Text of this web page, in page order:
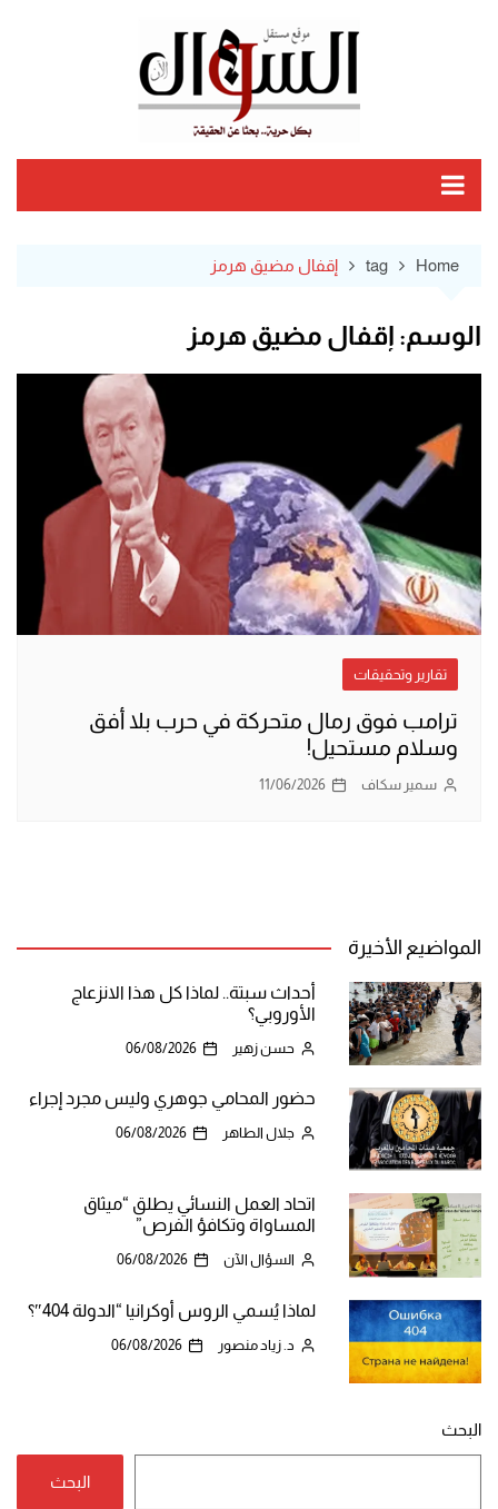
Home
tag إقفال مضيق هرمز
الوسم: إقفال مضيق هرمز
تقارير وتحقيقات
ترامب فوق رمال متحركة في حرب بلا أفق
وسلام مستحيل!
سمير سكاف 11/06/2026
المواضيع الأخيرة
أحداث سبتة.. لماذا كل هذا الانزعاج
الأوروبي؟
حسن زهير 06/08/2026
حضور المحامي جوهري وليس مجرد إجراء
جلال الطاهر 06/08/2026
اتحاد العمل النسائي يطلق “ميثاق
المساواة وتكافؤ الفرص”
السؤال الآن 06/08/2026
لماذا يُسمي الروس أوكرانيا “الدولة 404″؟
د. زياد منصور 06/08/2026
البحث
البحث